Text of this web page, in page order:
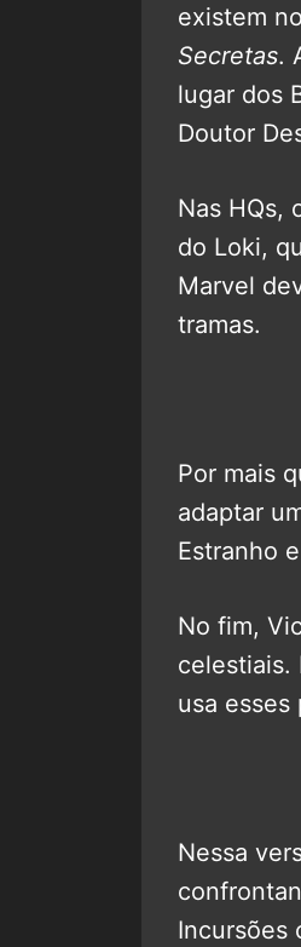
existem
Secretas.
lugar dos
Doutor
Nas HQs,
do Loki,
Marvel
tramas.
Por mais
adaptar
Estranho
No fim,
celestiais.
usa
Nessa
Incursões